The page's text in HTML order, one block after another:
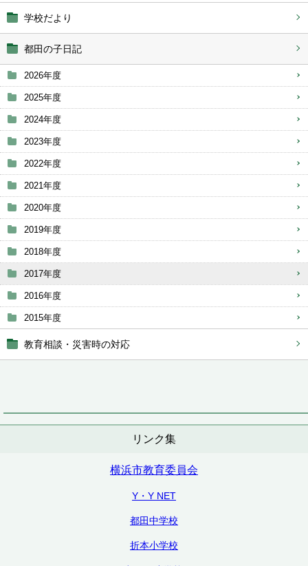
学校だより
都田の子日記
2026年度
2025年度
2024年度
2023年度
2022年度
2021年度
2020年度
2019年度
2018年度
2017年度
2016年度
2015年度
教育相談・災害時の対応
リンク集
横浜市教育委員会
Y・Y NET
都田中学校
折本小学校